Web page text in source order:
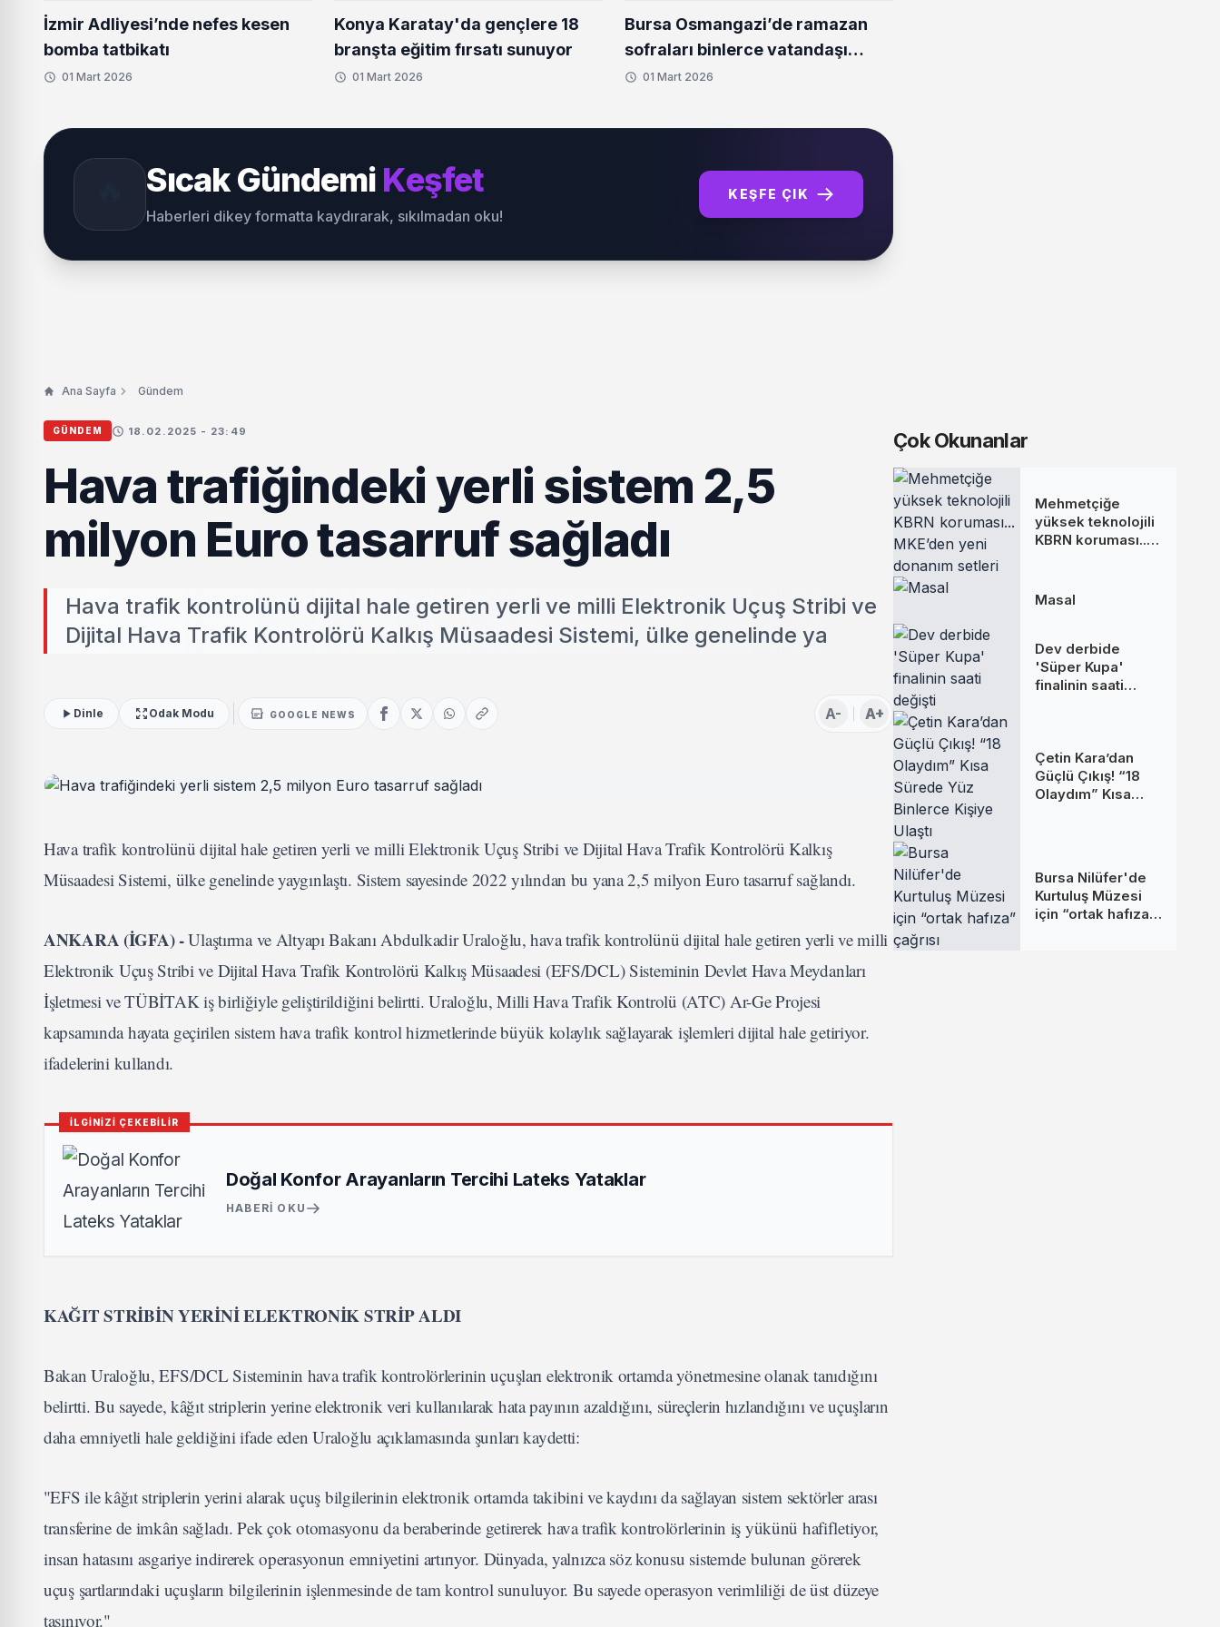
İzmir Adliyesi’nde nefes kesen
bomba tatbikatı
01 Mart 2026
Konya Karatay'da gençlere 18
branşta eğitim fırsatı sunuyor
01 Mart 2026
Bursa Osmangazi’de ramazan
sofraları binlerce vatandaşı
buluşturuyor
01 Mart 2026
Sıcak Gündemi Keşfet
Haberleri dikey formatta kaydırarak, sıkılmadan oku!
KEŞFE ÇIK
Ana Sayfa Gündem
GÜNDEM 18.02.2025 - 23:49
Hava trafiğindeki yerli sistem 2,5
milyon Euro tasarruf sağladı
Hava trafik kontrolünü dijital hale getiren yerli ve milli Elektronik Uçuş Stribi ve
Dijital Hava Trafik Kontrolörü Kalkış Müsaadesi Sistemi, ülke genelinde ya
Dinle Odak Modu GOOGLE NEWS A- A+
Hava trafik kontrolünü dijital hale getiren yerli ve milli Elektronik Uçuş Stribi ve Dijital Hava Trafik Kontrolörü Kalkış
Müsaadesi Sistemi, ülke genelinde yaygınlaştı. Sistem sayesinde 2022 yılından bu yana 2,5 milyon Euro tasarruf sağlandı.
ANKARA (İGFA) -Ulaştırma ve Altyapı Bakanı Abdulkadir Uraloğlu, hava trafik kontrolünü dijital hale getiren yerli ve milli
Elektronik Uçuş Stribi ve Dijital Hava Trafik Kontrolörü Kalkış Müsaadesi (EFS/DCL) Sisteminin Devlet Hava Meydanları
İşletmesi ve TÜBİTAK iş birliğiyle geliştirildiğini belirtti. Uraloğlu, Milli Hava Trafik Kontrolü (ATC) Ar-Ge Projesi
kapsamında hayata geçirilen sistem hava trafik kontrol hizmetlerinde büyük kolaylık sağlayarak işlemleri dijital hale getiriyor.
ifadelerini kullandı.
İLGİNİZİ ÇEKEBİLİR
Doğal Konfor Arayanların Tercihi Lateks Yataklar
HABERI OKU
KAĞIT STRİBİN YERİNİ ELEKTRONİK STRİP ALDI
Bakan Uraloğlu, EFS/DCL Sisteminin hava trafik kontrolörlerinin uçuşları elektronik ortamda yönetmesine olanak tanıdığını
belirtti. Bu sayede, kâğıt striplerin yerine elektronik veri kullanılarak hata payının azaldığını, süreçlerin hızlandığını ve uçuşların
daha emniyetli hale geldiğini ifade eden Uraloğlu açıklamasında şunları kaydetti:
"EFS ile kâğıt striplerin yerini alarak uçuş bilgilerinin elektronik ortamda takibini ve kaydını da sağlayan sistem sektörler arası
transferine de imkân sağladı. Pek çok otomasyonu da beraberinde getirerek hava trafik kontrolörlerinin iş yükünü hafifletiyor,
insan hatasını asgariye indirerek operasyonun emniyetini artırıyor. Dünyada, yalnızca söz konusu sistemde bulunan görerek
uçuş şartlarındaki uçuşların bilgilerinin işlenmesinde de tam kontrol sunuluyor. Bu sayede operasyon verimliliği de üst düzeye
taşınıyor."
Çok Okunanlar
Mehmetçiğe
yüksek teknolojili
KBRN koruması...
Masal
Dev derbide
'Süper Kupa'
finalinin saati
Çetin Kara’dan
Güçlü Çıkış! “18
Olaydım” Kısa
Bursa Nilüfer'de
Kurtuluş Müzesi
için “ortak hafıza”